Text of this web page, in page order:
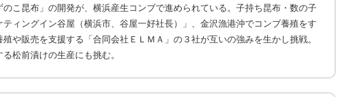
こ昆布」の開発が、横浜産生コンブで進められている。子持ち昆布・数の子
ィングイン谷屋（横浜市、谷屋一好社長）」、金沢漁港沖でコンブ養殖をす
や販売を支援する「合同会社ＥＬＭＡ」の３社が互いの強みを生かし挑戦。
松前漬けの生産にも挑む。